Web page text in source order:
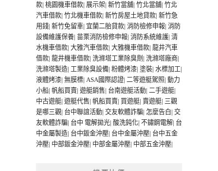
款| 桃園機車借款| 展示架| 新竹當舖| 竹北當舖| 竹北
汽車借款| 竹北機車借款| 新竹房屋土地貸款| 新竹急
用錢| 新竹免留車| 宜蘭二胎貸款| 消防檢修申報| 消防
設備維護保養| 苗栗消防檢修申報| 消防系統維護| 清
水機車借款| 大雅汽車借款| 大雅機車借款| 龍井汽車
借款| 龍井機車借款| 洗滌塔工業除臭劑 | 洗滌塔廠商|
洗滌塔製造| 工業除臭設備| 粉體烤漆| 塗裝| 水標加工|
液體烤漆| 無膜標| ASA國際認證| 二等遊艇駕照| 動力
小船| 帆船買賣| 遊艇銷售| 台南遊艇活動| 二手遊艇|
中古遊艇| 遊艇代售| 帆船買賣| 買遊艇| 賣遊艇| 三觀
是哪三觀| 台中聯誼活動| 交友軟體詐騙| 怎麼告白| 交
友軟體詐騙| 台中 電解拋光| 酸洗鈍化| 不鏽鋼電解| 台
中金屬製造| 台中鈑金沖壓| 台中金屬沖壓| 台中五金
沖壓| 中部鈑金沖壓| 中部金屬沖壓| 中部五金沖壓|